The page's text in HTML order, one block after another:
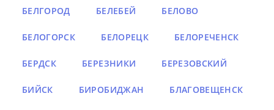
БЕЛГОРОД БЕЛЕБЕЙ БЕЛОВО
БЕЛОГОРСК БЕЛОРЕЦК БЕЛОРЕЧЕНСК
БЕРДСК БЕРЕЗНИКИ БЕРЕЗОВСКИЙ
БИЙСК БИРОБИДЖАН БЛАГОВЕЩЕНСК